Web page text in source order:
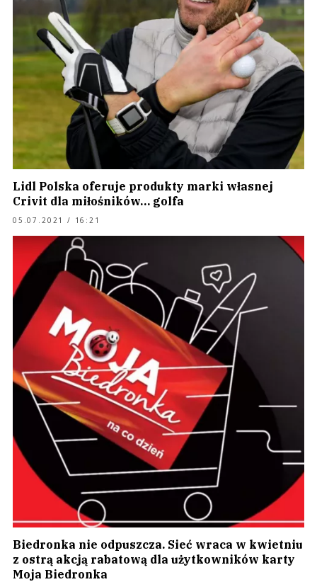
Lidl Polska oferuje produkty marki własnej
Crivit dla miłośników… golfa
05.07.2021 / 16:21
Biedronka nie odpuszcza. Sieć wraca w kwietniu
z ostrą akcją rabatową dla użytkowników karty
Moja Biedronka